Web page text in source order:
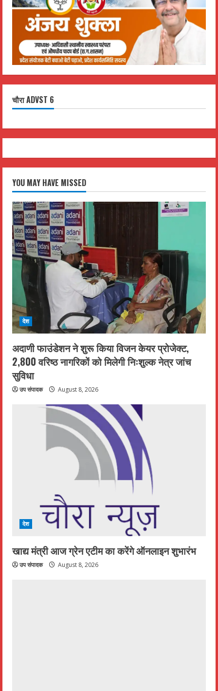
चौरा ADVST 6
YOU MAY HAVE MISSED
देश
अदाणी फाउंडेशन ने शुरू किया विजन केयर प्रोजेक्ट,
2,800 वरिष्ठ नागरिकों को मिलेगी निःशुल्क नेत्र जांच
सुविधा
उप संपादक August 8, 2026
देश
खाद्य मंत्री आज ग्रेन एटीम का करेंगे ऑनलाइन शुभारंभ
उप संपादक August 8, 2026